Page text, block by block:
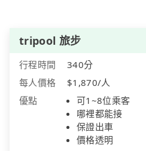
tripool 旅步
行程時間
340分
每人價格
$1,870/人
優點
可1~8位乘客
哪裡都能接
保證出車
價格透明